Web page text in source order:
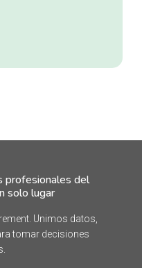
profesionales del
solo lugar
Unimos datos,
tomar decisiones